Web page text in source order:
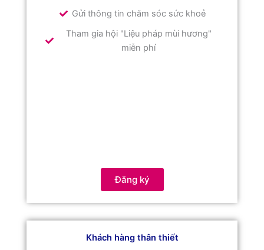
Gửi thông tin chăm sóc sức khoẻ
Tham gia hội "Liệu pháp mùi hương"
miễn phí
Đăng ký
Khách hàng thân thiết